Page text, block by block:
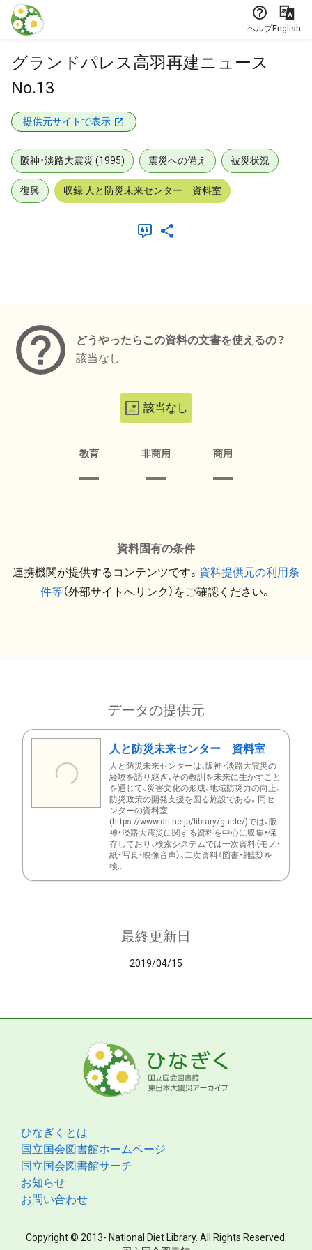
本文に飛ぶ
ヘルプEnglish
グランドパレス高羽再建ニュース
No.13
提供元サイトで表示
阪神・淡路大震災 (1995) 震災への備え 被災状況
復興 収録:人と防災未来センター 資料室
どうやったらこの資料の文書を使えるの？
該当なし
該当なし
教育 非商用 商用
資料固有の条件
連携機関が提供するコンテンツです。 資料提供元の利用条
件等（外部サイトへリンク）をご確認ください。
データの提供元
人と防災未来センター 資料室
人と防災未来センターは、阪神・淡路大震災の
経験を語り継ぎ、その教訓を未来に生かすこと
を通じて、災害文化の形成、地域防災力の向上、
防災政策の開発支援を図る施設である。同セ
ンターの資料室
(https://www.dri.ne.jp/library/guide/)では、阪
神・淡路大震災に関する資料を中心に収集・保
存しており、検索システムでは一次資料（モノ・
紙・写真・映像音声）、二次資料（図書・雑誌）を
検...
最終更新日
2019/04/15
ひなぎくとは
国立国会図書館ホームページ
国立国会図書館サーチ
お知らせ
お問い合わせ
Copyright © 2013- National Diet Library. All Rights Reserved.